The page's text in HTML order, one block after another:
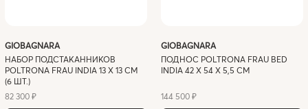
GIOBAGNARA
НАБОР ПОДСТАКАННИКОВ
POLTRONA FRAU INDIA 13 X 13 СМ
(6 ШТ.)
82 300 ₽
GIOBAGNARA
ПОДНОС POLTRONA FRAU BED
INDIA 42 X 54 Х 5,5 СМ
144 500 ₽